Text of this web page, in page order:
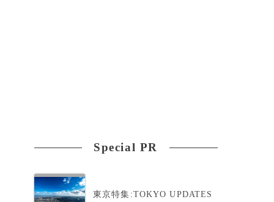
Special PR
東京特集:TOKYO UPDATES